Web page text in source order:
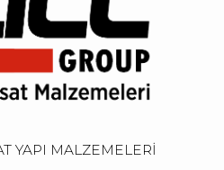
YAPI MALZEMELERİ